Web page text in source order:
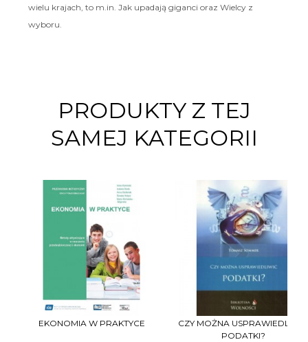
wielu krajach, to m.in. Jak upadają giganci oraz Wielcy z
wyboru.
PRODUKTY Z TEJ
SAMEJ KATEGORII
EKONOMIA W PRAKTYCE
CZY MOŻNA USPRAWIEDLIWIĆ
PODATKI?